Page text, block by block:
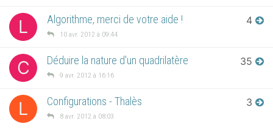
L Algorithme, merci de votre aide !
10 avr. 2012 à 09:44
4
C Déduire la nature d'un quadrilatère
9 avr. 2012 à 16:16
35
L Configurations - Thalès
8 avr. 2012 à 08:03
3